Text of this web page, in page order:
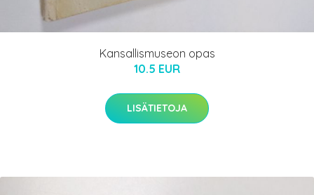
Kansallismuseon opas
10.5 EUR
LISÄTIETOJA